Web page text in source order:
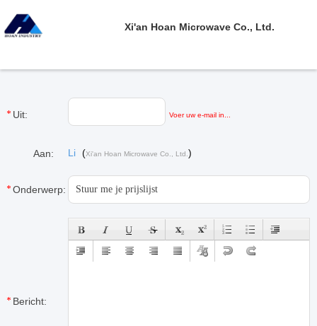
Xi'an Hoan Microwave Co., Ltd.
Uit: Voer uw e-mail in...
Aan: Li (Xi'an Hoan Microwave Co., Ltd. )
Onderwerp:
Bericht: